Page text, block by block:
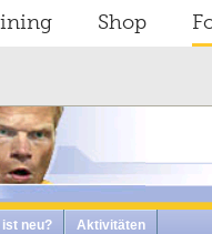
Shop
ist neu? Aktivitäten